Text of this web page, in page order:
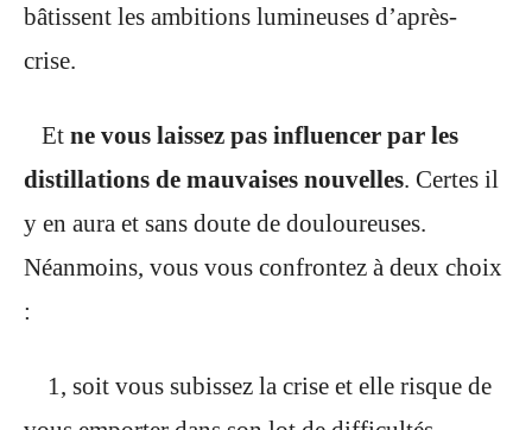
bâtissent les ambitions lumineuses d’après-
crise.
Et ne vous laissez pas influencer par les
distillations de mauvaises nouvelles. Certes il
y en aura et sans doute de douloureuses.
Néanmoins, vous vous confrontez à deux choix
:
1, soit vous subissez la crise et elle risque de